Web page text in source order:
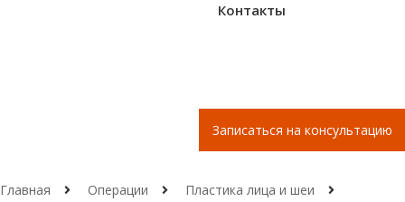
Контакты
Записаться на консультацию
Главная Операции
Пластика лица и шеи